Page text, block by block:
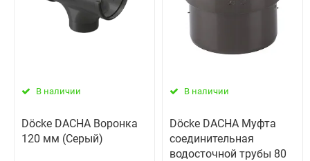
В наличии
Döcke DACHA Воронка
120 мм (Серый)
В наличии
Döcke DACHA Муфта
соединительная
водосточной трубы 80